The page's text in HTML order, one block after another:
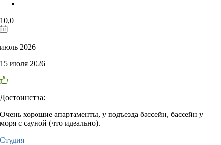
10,0
июль 2026
15 июля 2026
Достоинства:
Очень хорошие апартаменты, у подъезда бассейн, бассейн у
моря с сауной (что идеально).
Студия